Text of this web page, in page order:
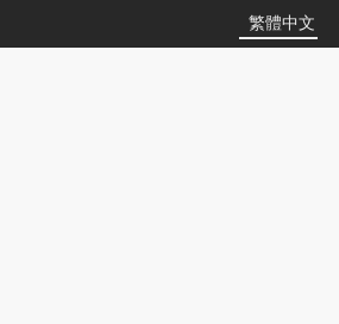
繁體中文